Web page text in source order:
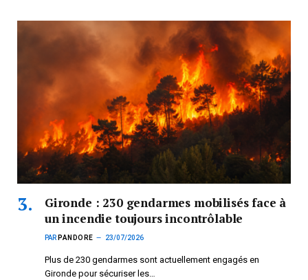
Gironde : 230 gendarmes mobilisés face à
un incendie toujours incontrôlable
PAR PANDORE 23/07/2026
Plus de 230 gendarmes sont actuellement engagés en
Gironde pour sécuriser les…